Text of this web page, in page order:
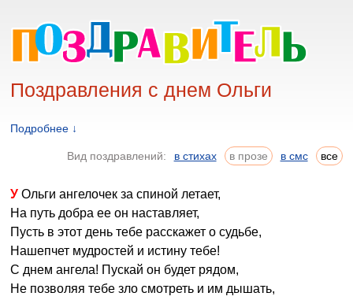
Поздравления с днем Ольги
Подробнее ↓
Вид поздравлений: в стихах в прозе в смс все
У Ольги ангелочек за спиной летает,
На путь добра ее он наставляет,
Пусть в этот день тебе расскажет о судьбе,
Нашепчет мудростей и истину тебе!
С днем ангела! Пускай он будет рядом,
Не позволяя тебе зло смотреть и им дышать,